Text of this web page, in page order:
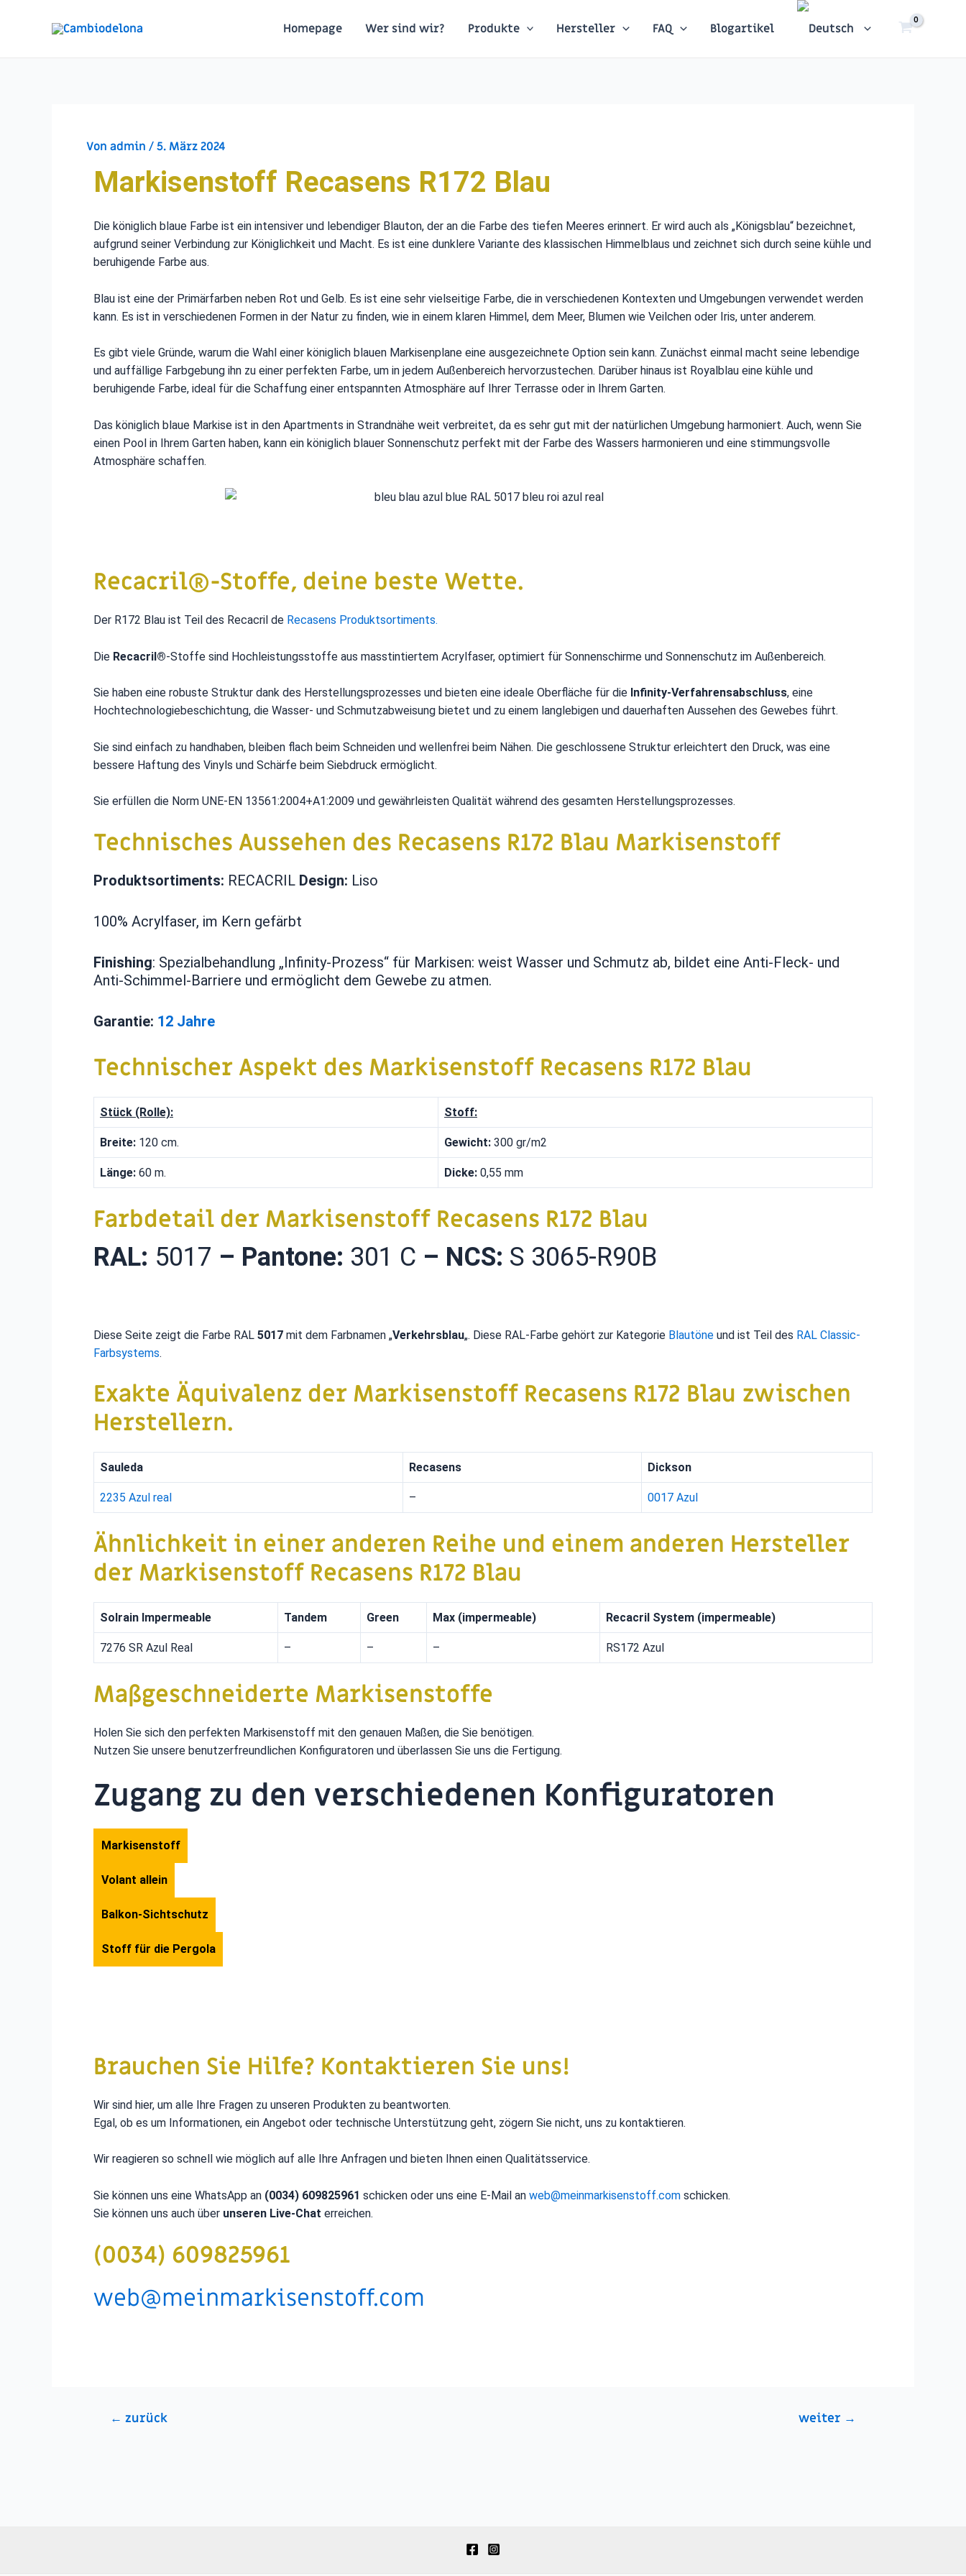
Homepage Wer sind wir? Produkte Hersteller FAQ Blogartikel
Von admin /5. März 2024
Markisenstoff Recasens R172 Blau
Die königlich blaue Farbe ist ein intensiver und lebendiger Blauton, der an die Farbe des tiefen Meeres erinnert. Er wird auch als „Königsblau“ bezeichnet,
aufgrund seiner Verbindung zur Königlichkeit und Macht. Es ist eine dunklere Variante des klassischen Himmelblaus und zeichnet sich durch seine kühle und
beruhigende Farbe aus.
Blau ist eine der Primärfarben neben Rot und Gelb. Es ist eine sehr vielseitige Farbe, die in verschiedenen Kontexten und Umgebungen verwendet werden
kann. Es ist in verschiedenen Formen in der Natur zu finden, wie in einem klaren Himmel, dem Meer, Blumen wie Veilchen oder Iris, unter anderem.
Es gibt viele Gründe, warum die Wahl einer königlich blauen Markisenplane eine ausgezeichnete Option sein kann. Zunächst einmal macht seine lebendige
und auffällige Farbgebung ihn zu einer perfekten Farbe, um in jedem Außenbereich hervorzustechen. Darüber hinaus ist Royalblau eine kühle und
beruhigende Farbe, ideal für die Schaffung einer entspannten Atmosphäre auf Ihrer Terrasse oder in Ihrem Garten.
Das königlich blaue Markise ist in den Apartments in Strandnähe weit verbreitet, da es sehr gut mit der natürlichen Umgebung harmoniert. Auch, wenn Sie
einen Pool in Ihrem Garten haben, kann ein königlich blauer Sonnenschutz perfekt mit der Farbe des Wassers harmonieren und eine stimmungsvolle
Atmosphäre schaffen.
Recacril®-Stoffe, deine beste Wette.
Der R172 Blau ist Teil des Recacril de Recasens Produktsortiments.
Die Recacril®-Stoffe sind Hochleistungsstoffe aus masstintiertem Acrylfaser, optimiert für Sonnenschirme und Sonnenschutz im Außenbereich.
Sie haben eine robuste Struktur dank des Herstellungsprozesses und bieten eine ideale Oberfläche für die Infinity-Verfahrensabschluss, eine
Hochtechnologiebeschichtung, die Wasser- und Schmutzabweisung bietet und zu einem langlebigen und dauerhaften Aussehen des Gewebes führt.
Sie sind einfach zu handhaben, bleiben flach beim Schneiden und wellenfrei beim Nähen. Die geschlossene Struktur erleichtert den Druck, was eine
bessere Haftung des Vinyls und Schärfe beim Siebdruck ermöglicht.
Sie erfüllen die Norm UNE-EN 13561:2004+A1:2009 und gewährleisten Qualität während des gesamten Herstellungsprozesses.
Technisches Aussehen des Recasens R172 Blau Markisenstoff
Produktsortiments: RECACRIL Design: Liso
100% Acrylfaser, im Kern gefärbt
Finishing: Spezialbehandlung „Infinity-Prozess“ für Markisen: weist Wasser und Schmutz ab, bildet eine Anti-Fleck- und
Anti-Schimmel-Barriere und ermöglicht dem Gewebe zu atmen.
Garantie: 12 Jahre
Technischer Aspekt des Markisenstoff Recasens R172 Blau
Stück (Rolle): Stoff:
Breite: 120 cm. Gewicht: 300 gr/m2
Länge: 60 m. Dicke: 0,55 mm
Farbdetail der Markisenstoff Recasens R172 Blau
RAL: 5017 – Pantone: 301 C – NCS: S 3065-R90B
Diese Seite zeigt die Farbe RAL 5017 mit dem Farbnamen „Verkehrsblau„. Diese RAL-Farbe gehört zur Kategorie Blautöne und ist Teil des RAL Classic-
Farbsystems.
Exakte Äquivalenz der Markisenstoff Recasens R172 Blau zwischen
Herstellern.
Sauleda Recasens Dickson
2235 Azul real – 0017 Azul
Ähnlichkeit in einer anderen Reihe und einem anderen Hersteller
der Markisenstoff Recasens R172 Blau
Solrain Impermeable Tandem Green Max (impermeable) Recacril System (impermeable)
7276 SR Azul Real – – – RS172 Azul
Maßgeschneiderte Markisenstoffe
Holen Sie sich den perfekten Markisenstoff mit den genauen Maßen, die Sie benötigen.
Nutzen Sie unsere benutzerfreundlichen Konfiguratoren und überlassen Sie uns die Fertigung.
Zugang zu den verschiedenen Konfiguratoren
Markisenstoff
Volant allein
Balkon-Sichtschutz
Stoff für die Pergola
Brauchen Sie Hilfe? Kontaktieren Sie uns!
Wir sind hier, um alle Ihre Fragen zu unseren Produkten zu beantworten.
Egal, ob es um Informationen, ein Angebot oder technische Unterstützung geht, zögern Sie nicht, uns zu kontaktieren.
Wir reagieren so schnell wie möglich auf alle Ihre Anfragen und bieten Ihnen einen Qualitätsservice.
Sie können uns eine WhatsApp an (0034) 609825961 schicken oder uns eine E-Mail an web@meinmarkisenstoff.com schicken.
Sie können uns auch über unseren Live-Chat erreichen.
(0034) 609825961
web@meinmarkisenstoff.com
← zurück weiter →